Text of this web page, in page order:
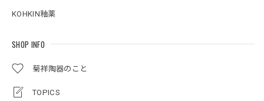
KOHKIN釉薬
SHOP INFO
菊祥陶器のこと
TOPICS